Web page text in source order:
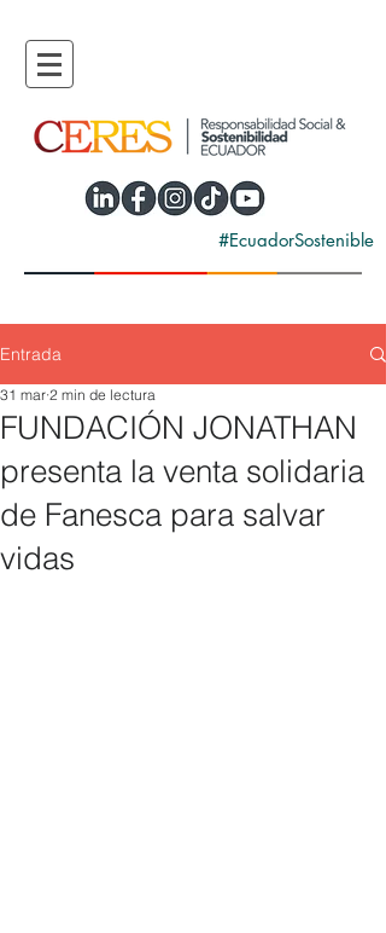
#EcuadorSostenible
Entrada
FUNDACIÓN JONATHAN
presenta la venta solidaria
de Fanesca para salvar
vidas
31 mar 2 min de lectura